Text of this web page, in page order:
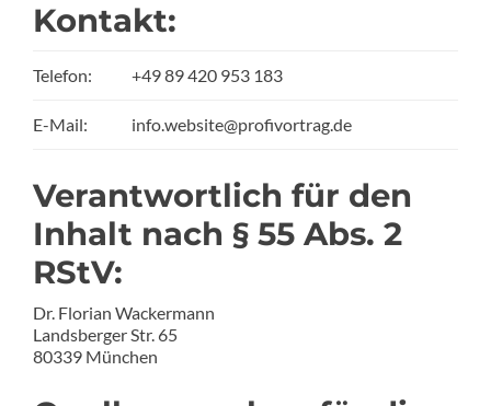
Kontakt:
Telefon: +49 89 420 953 183
E-Mail: info.website@profivortrag.de
Verantwortlich für den
Inhalt nach § 55 Abs. 2
RStV:
Dr. Florian Wackermann
Landsberger Str. 65
80339 München